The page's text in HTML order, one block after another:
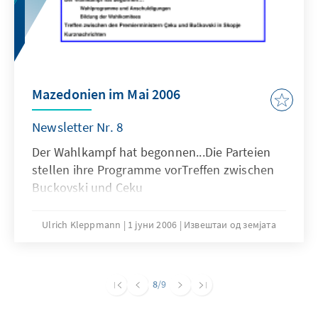
Mazedonien im Mai 2006
Newsletter Nr. 8
Der Wahlkampf hat begonnen...Die Parteien
stellen ihre Programme vorTreffen zwischen
Buckovski und Ceku
Ulrich Kleppmann 1 јуни 2006 Извештаи од земјата
8/9